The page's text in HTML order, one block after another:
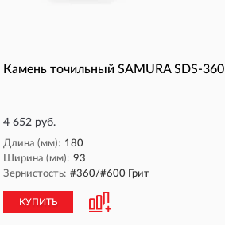
Камень точильный SAMURA SDS-360
4 652 руб.
Длина (мм): 180
Ширина (мм): 93
Зернистость: #360/#600 Грит
КУПИТЬ